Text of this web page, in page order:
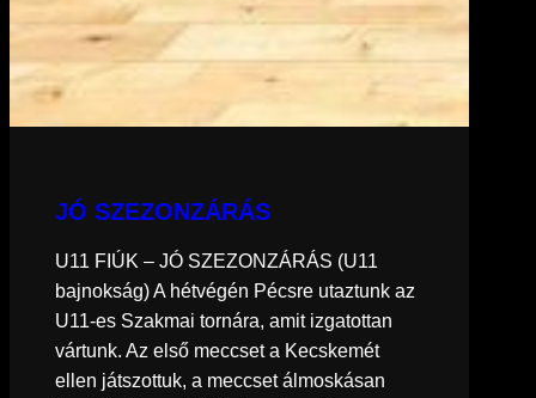
JÓ SZEZONZÁRÁS
U11 FIÚK – JÓ SZEZONZÁRÁS (U11
bajnokság) A hétvégén Pécsre utaztunk az
U11-es Szakmai tornára, amit izgatottan
vártunk. Az első meccset a Kecskemét
ellen játszottuk, a meccset álmoskásan